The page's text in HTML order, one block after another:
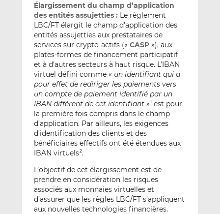
Élargissement du champ d’application
des entités assujetties : Le règlement
LBC/FT élargit le champ d’application des
entités assujetties aux prestataires de
services sur crypto-actifs (« CASP»), aux
plates-formes de financement participatif
et à d’autres secteurs à haut risque. L’IBAN
virtuel défini comme « un identifiant qui a
pour effet de rediriger les paiements vers
un compte de paiement identifié par un
IBAN différent de cet identifiant» 1est pour
la première fois compris dans le champ
d’application. Par ailleurs, les exigences
d’identification des clients et des
bénéficiaires effectifs ont été étendues aux
IBAN virtuels2.
L’objectif de cet élargissement est de
prendre en considération les risques
associés aux monnaies virtuelles et
d’assurer que les règles LBC/FT s’appliquent
aux nouvelles technologies financières.